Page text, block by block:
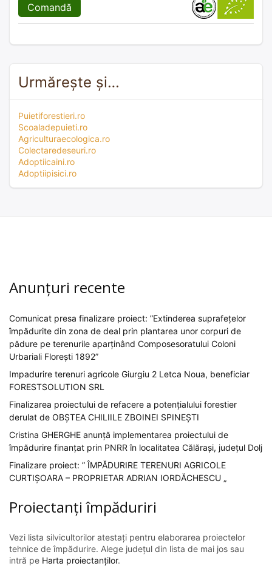
Comandă
Urmărește și…
Puietiforestieri.ro
Scoaladepuieti.ro
Agriculturaecologica.ro
Colectaredeseuri.ro
Adoptiicaini.ro
Adoptiipisici.ro
Anunțuri recente
Comunicat presa finalizare proiect: ”Extinderea suprafețelor
împădurite din zona de deal prin plantarea unor corpuri de
pădure pe terenurile aparținând Composesoratului Coloni
Urbariali Florești 1892”
Impadurire terenuri agricole Giurgiu 2 Letca Noua, beneficiar
FORESTSOLUTION SRL
Finalizarea proiectului de refacere a potențialului forestier
derulat de OBȘTEA CHILIILE ZBOINEI SPINEȘTI
Cristina GHERGHE anunță implementarea proiectului de
împădurire finanțat prin PNRR în localitatea Călărași, județul Dolj
Finalizare proiect: ” ÎMPĂDURIRE TERENURI AGRICOLE
CURTIȘOARA – PROPRIETAR ADRIAN IORDĂCHESCU „
Proiectanți împăduriri
Vezi lista silvicultorilor atestați pentru elaborarea proiectelor
tehnice de împădurire. Alege județul din lista de mai jos sau
intră pe Harta proiectanților.